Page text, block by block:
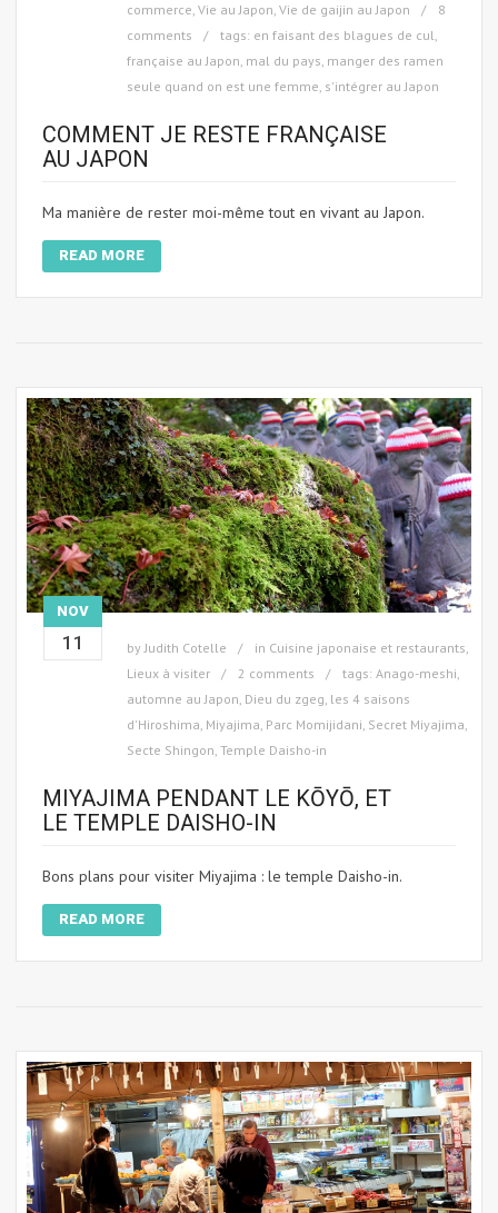
commerce, Vie au Japon, Vie de gaijin au Japon
8
comments
tags: en faisant des blagues de cul,
française au Japon, mal du pays, manger des ramen
seule quand on est une femme, s'intégrer au Japon
COMMENT JE RESTE FRANÇAISE
AU JAPON
Ma manière de rester moi-même tout en vivant au Japon.
READ MORE
NOV
11 by Judith Cotelle in Cuisine japonaise et restaurants
Lieux à visiter
2 comments tags: Anago-meshi
automne au Japon Dieu du zgeg les 4 saisons
d'Hiroshima Miyajima Parc Momijidani Secret Miyajima
Secte Shingon Temple Daisho-in
MIYAJIMA PENDANT LE KŌYŌ, ET
LE TEMPLE DAISHO-IN
Bons plans pour visiter Miyajima : le temple Daisho-in.
READ MORE